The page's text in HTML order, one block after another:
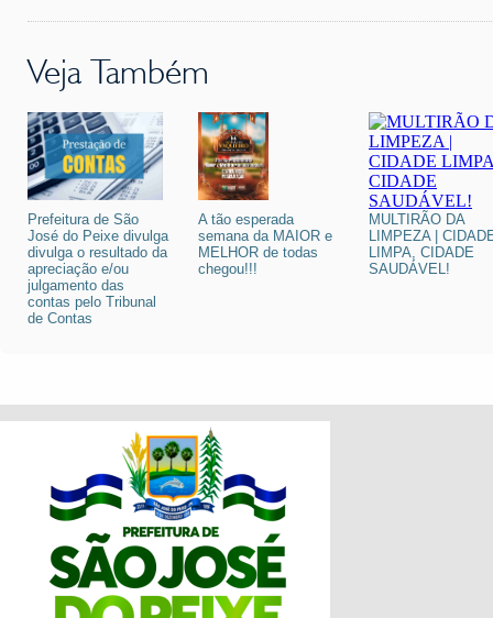
Veja Também
Prefeitura de São
José do Peixe divulga
divulga o resultado da
apreciação e/ou
julgamento das
contas pelo Tribunal
de Contas
A tão esperada
semana da MAIOR e
MELHOR de todas
chegou!!!
MULTIRÃO DA
LIMPEZA |
LIMPA, CIDADE
SAUDÁVEL!